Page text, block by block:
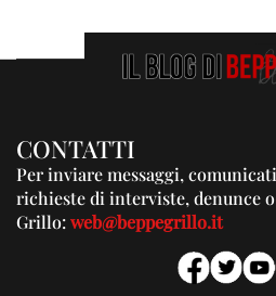
CONTATTI
Per inviare messaggi,
richieste di interviste, denunce
Grillo:web@beppegrillo.it